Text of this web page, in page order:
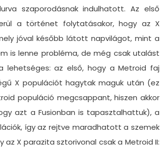
szaporodásnak indulhatott. Az első
a történet folytatásakor, hogy az X
jóval később látott napvilágot, mint a
is lenne probléma, de még csak utalást
lehetséges: az első, hogy a Metroid faj
X populációt hagytak maguk után (ez
populáció megcsappant, hiszen akkor
azt a Fusionban is tapasztalhattuk), a
így az rejtve maradhatott a szemek
X parazita sztorivonal csak a Metroid II: